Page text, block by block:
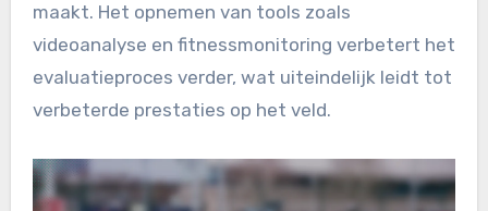
maakt. Het opnemen van tools zoals
videoanalyse en fitnessmonitoring verbetert het
evaluatieproces verder, wat uiteindelijk leidt tot
verbeterde prestaties op het veld.